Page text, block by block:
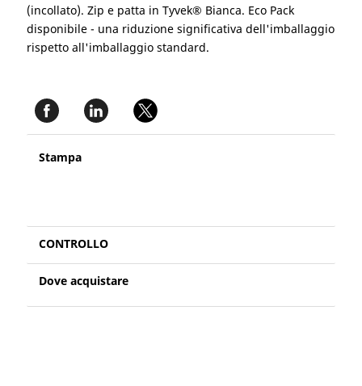
(incollato). Zip e patta in Tyvek® Bianca. Eco Pack
disponibile - una riduzione significativa dell'imballaggio
rispetto all'imballaggio standard.
Stampa
CONTROLLO
Dove acquistare